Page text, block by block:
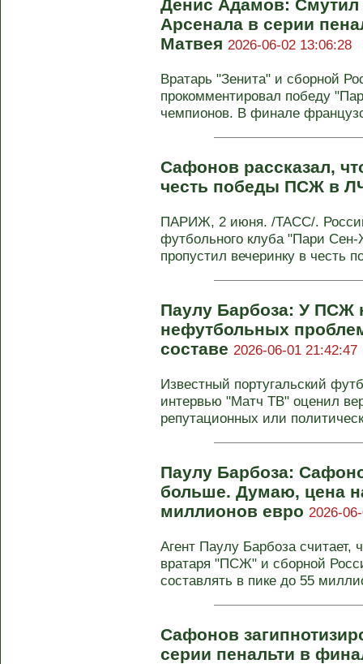
Денис Адамов:
Арсенала в серии
Матвея 2026-06-02 13:06:28
Вратарь "Зенита" и сборной
прокомментировал победу
чемпионов. В финале
Сафонов рассказал,
честь победы ПСЖ в
ПАРИЖ, 2 июня. /ТАСС/.
футбольного клуба "Пари
пропустил вечеринку в честь
Паулу Барбоза: У ПСЖ
нефутбольных
составе 2026-06-01 21:42:47
Известный португальский
интервью "Матч ТВ" оценил
репутационных или
Паулу Барбоза:
больше. Думаю, цена
миллионов евро 2026-
Агент Паулу Барбоза считает,
вратаря "ПСЖ" и сборной
составлять в пике до 55
Сафонов
серии пенальти в